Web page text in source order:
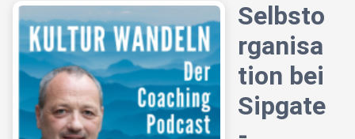
Selbsto
rganisa
tion bei
Sipgate